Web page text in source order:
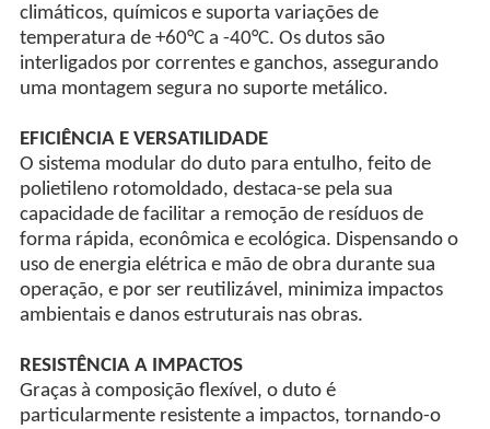
climáticos, químicos e suporta variações de
temperatura de +60°C a -40°C. Os dutos são
interligados por correntes e ganchos, assegurando
uma montagem segura no suporte metálico.
EFICIÊNCIA E VERSATILIDADE
O sistema modular do duto para entulho, feito de
polietileno rotomoldado, destaca-se pela sua
capacidade de facilitar a remoção de resíduos de
forma rápida, econômica e ecológica. Dispensando o
uso de energia elétrica e mão de obra durante sua
operação, e por ser reutilizável, minimiza impactos
ambientais e danos estruturais nas obras.
RESISTÊNCIA A IMPACTOS
Graças à composição flexível, o duto é
particularmente resistente a impactos, tornando-o